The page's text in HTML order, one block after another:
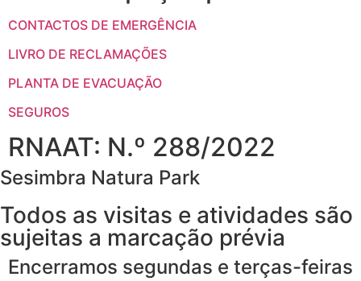
CONTACTOS DE EMERGÊNCIA
LIVRO DE RECLAMAÇÕES
PLANTA DE EVACUAÇÃO
SEGUROS
RNAAT: N.º 288/2022
Sesimbra Natura Park
Todos as visitas e atividades são
sujeitas a marcação prévia
Encerramos segundas e terças-feiras